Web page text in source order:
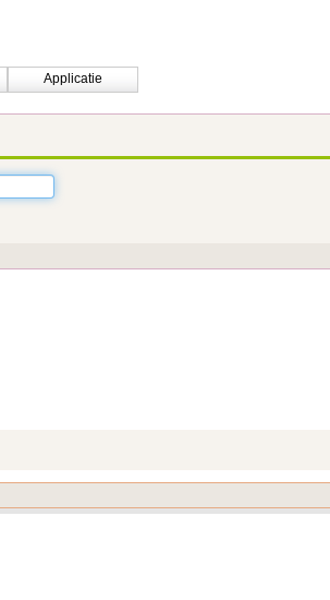
Applicatie